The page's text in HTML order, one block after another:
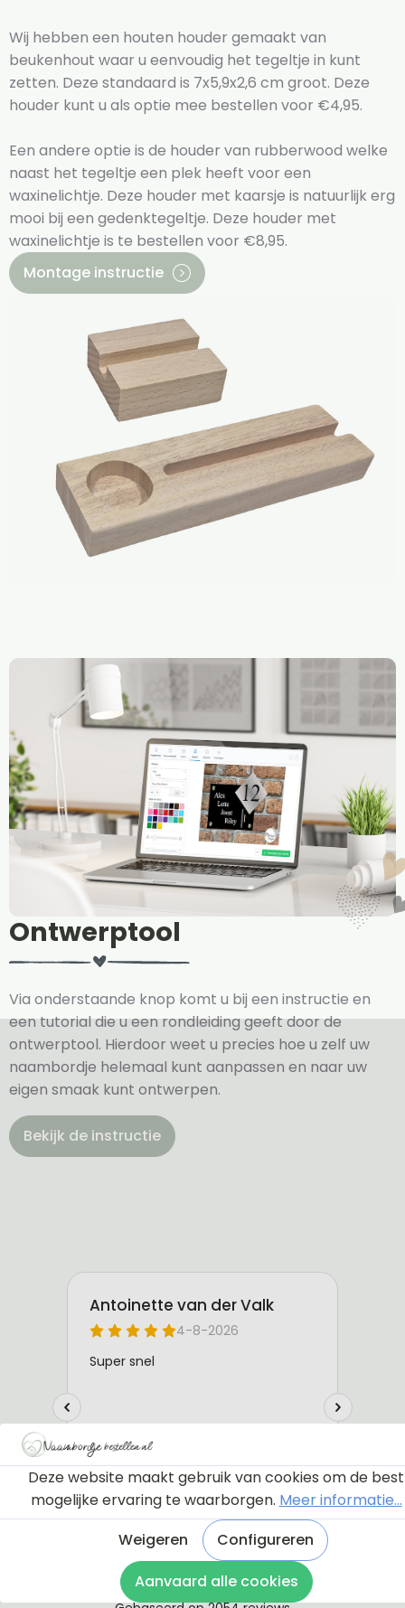
Wij hebben een houten houder gemaakt van
beukenhout waar u eenvoudig het tegeltje in kunt
zetten. Deze standaard is 7x5,9x2,6 cm groot. Deze
houder kunt u als optie mee bestellen voor €4,95.
Een andere optie is de houder van rubberwood welke
naast het tegeltje een plek heeft voor een
waxinelichtje. Deze houder met kaarsje is natuurlijk erg
mooi bij een gedenktegeltje. Deze houder met
waxinelichtje is te bestellen voor €8,95.
Montage instructie
Ontwerptool
Via onderstaande knop komt u bij een instructie en
een tutorial die u een rondleiding geeft door de
ontwerptool. Hierdoor weet u precies hoe u zelf uw
naambordje helemaal kunt aanpassen en naar uw
eigen smaak kunt ontwerpen.
Bekijk de instructie
Deze website maakt gebruik van cookies om de best
mogelijke ervaring te waarborgen. Meer informatie...
Weigeren
Configureren
Aanvaard alle cookies